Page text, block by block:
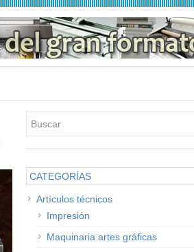
CATEGORÍAS
Artículos técnicos
Impresión
Maquinaria artes gráficas